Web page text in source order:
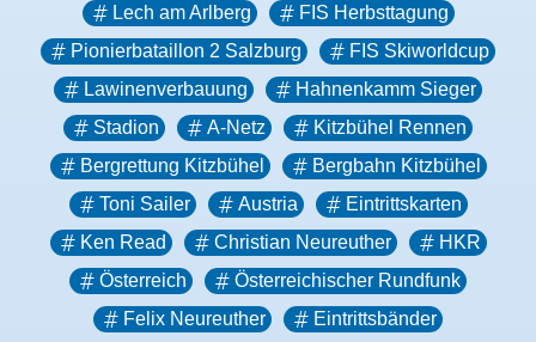
Lech am Arlberg
FIS Herbsttagung
Pionierbataillon 2 Salzburg
FIS Skiworldcup
Lawinenverbauung
Hahnenkamm Sieger
Stadion
A-Netz
Kitzbühel Rennen
Bergrettung Kitzbühel
Bergbahn Kitzbühel
Toni Sailer
Austria
Eintrittskarten
Ken Read
Christian Neureuther
HKR
Österreich
Österreichischer Rundfunk
Felix Neureuther
Eintrittsbänder